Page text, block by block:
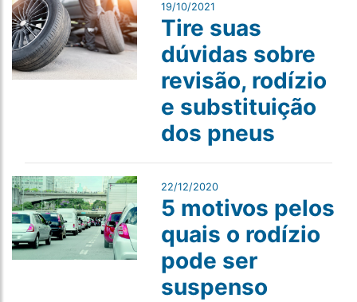
19/10/2021
Tire suas
dúvidas sobre
revisão, rodízio
e substituição
dos pneus
22/12/2020
5 motivos pelos
quais o rodízio
pode ser
suspenso